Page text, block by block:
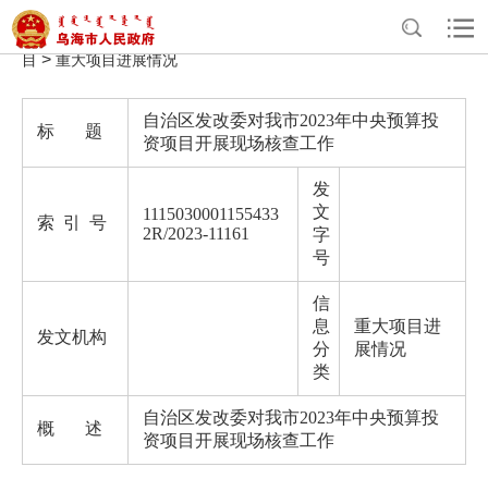
首页 >政务公开>政府信息公开
重大项
目>重大项目进展情况
标 题
自治区发改委对我市2023年中央预算投
资项目开展现场核查工作
索 引 号
1115030001155433
2R/2023-11161
发
文
字
号
发文机构
信
息
分
类
重大项目进
展情况
概 述
自治区发改委对我市2023年中央预算投
资项目开展现场核查工作